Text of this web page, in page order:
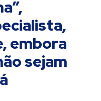
embora
sejam